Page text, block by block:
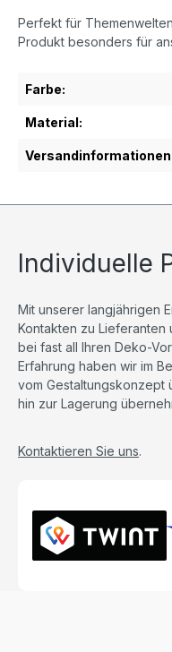
Perfekt für
Produkt besonders für
Farbe:
Material:
Individuelle
Mit unserer langjährigen
Kontakten zu Lieferanten
bei fast all Ihren Deko-
Erfahrung haben wir im
vom Gestaltungskonzept
hin zur Lagerung
Kontaktieren Sie uns.